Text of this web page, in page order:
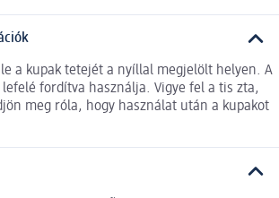
a kupak tetejét a nyíllal megjelölt helyen. A
fordítva használja. Vigye fel a tis zta,
meg róla, hogy használat után a kupakot